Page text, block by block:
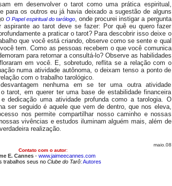
em desenvolver o tarot como uma prática espiritual,
para os outros eu já havia deixado a sugestão de alguns
O Papel espiritual do tarólogo, onde procurei instigar a pergunta
aspirante ao tarot deve se fazer: Por quê eu quero fazer
a praticar o tarot? Para descobrir isso deixe o
que você está criando, observe como se sente e qual
tem. Como as pessoas recebem o que você comunica
para retornar a consultá-lo? Observe as habilidades
em você. E, sobretudo, reflita se a relação com o
numa atividade autônoma, o deixam tenso a ponto de
com o trabalho tarológico.
nenhuma em se ter uma outra atividade
tarot, em querer ter uma base de estabilidade financeira
dedicação uma atividade profunda como a tarologia. O
ser seguido é aquele que vem de dentro, que nos eleva,
nos permite compartilhar nosso caminho e nossas
vivências e estudos iluminam alguém mais, além de
realização.
maio.08
Contato com o autor:
E. Cannes - www.jaimeecannes.com
trabalhos seus no Clube do Tarô: Autores